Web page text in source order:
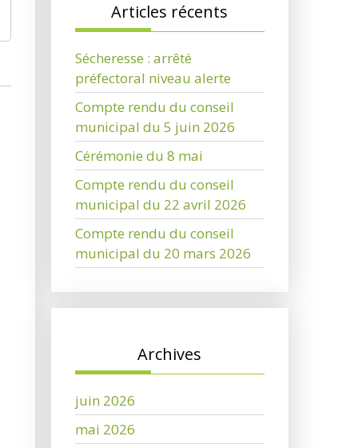
Articles récents
Sécheresse : arrêté
préfectoral niveau alerte
Compte rendu du conseil
municipal du 5 juin 2026
Cérémonie du 8 mai
Compte rendu du conseil
municipal du 22 avril 2026
Compte rendu du conseil
municipal du 20 mars 2026
Archives
juin 2026
mai 2026